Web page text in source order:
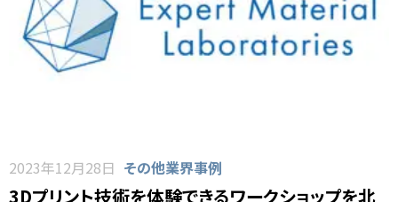
2023年12月28日 その他業界事例
3Dプリント技術を体験できるワークショップを北